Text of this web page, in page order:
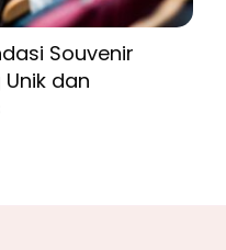
Souvenir
dan